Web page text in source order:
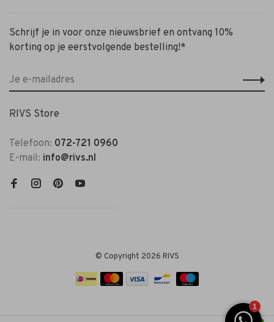
Schrijf je in voor onze nieuwsbrief en ontvang 10%
korting op je eerstvolgende bestelling!*
RIVS Store
Telefoon: 072-721 0960
E-mail: info@rivs.nl
© Copyright 2026 RIVS